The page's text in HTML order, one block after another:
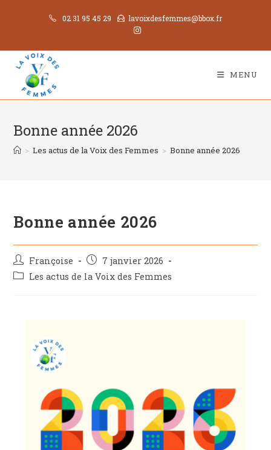
02 31 95 45 29 lavoixdesfemmes@bbox.fr
MENU
Bonne année 2026
> Les actus de la Voix des Femmes > Bonne année 2026
Bonne année 2026
Françoise
7 janvier 2026
Les actus de la Voix des Femmes